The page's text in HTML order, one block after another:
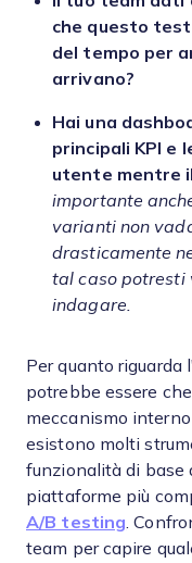
che questo
del tempo per
arrivano?
Hai una
principali KPI e
utente mentre
importante
varianti non
drasticamente
tal caso potresti
indagare.
Per quanto riguarda
potrebbe essere
meccanismo
esistono molti
funzionalità di base
piattaforme più
A/B testing .
team per capire